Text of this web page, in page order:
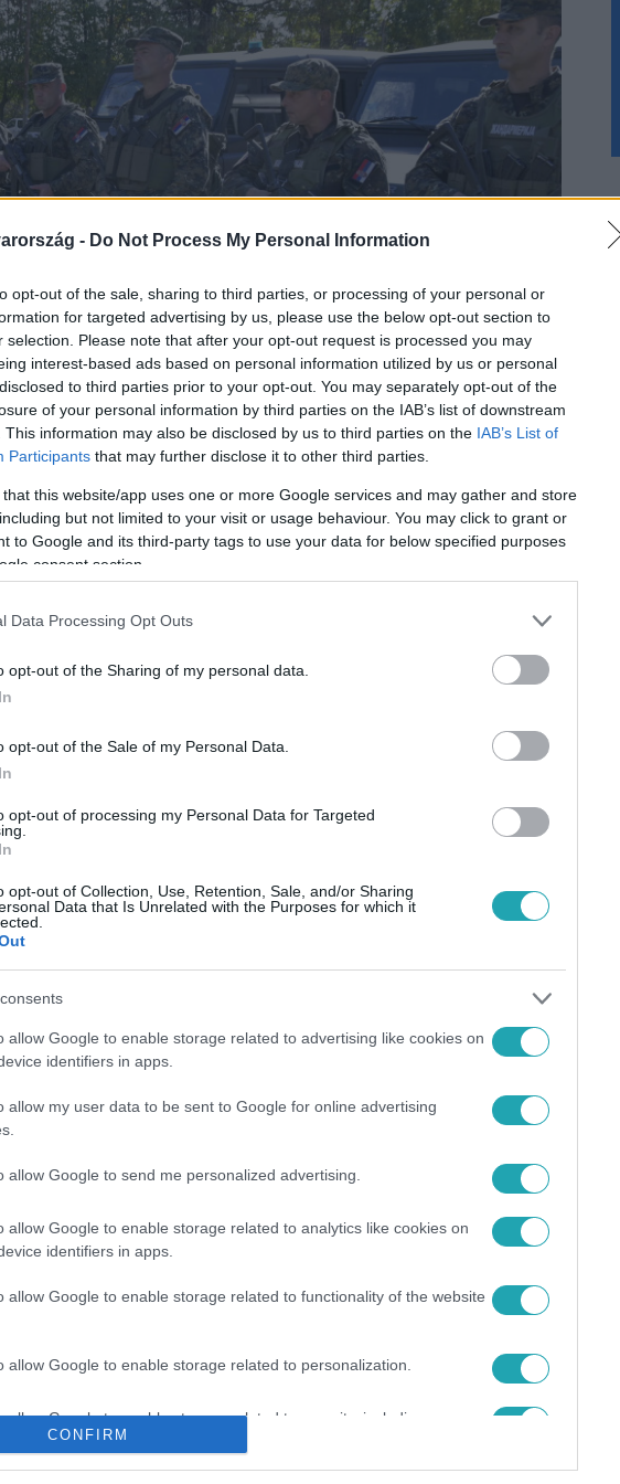
- Do Not Process My Personal Information
opt-out of the sale, sharing to third parties, or processing of your personal or
for targeted advertising by us, please use the below opt-out section to
selection. Please note that after your opt-out request is processed you may
interest-based ads based on personal information utilized by us or personal
to third parties prior to your opt-out. You may separately opt-out of the
of your personal information by third parties on the IAB’s list of downstream
This information may also be disclosed by us to third parties on the IAB’s List of
Participants that may further disclose it to other third parties.
that this website/app uses one or more Google services and may gather and store
but not limited to your visit or usage behaviour. You may click to grant or
to Google and its third-party tags to use your data for below specified purposes
consent section.
Data Processing Opt Outs
opt-out of the Sharing of my personal data.
opt-out of the Sale of my Personal Data.
opt-out of processing my Personal Data for Targeted
opt-out of Collection, Use, Retention, Sale, and/or Sharing
Data that Is Unrelated with the Purposes for which it
allow Google to enable storage related to advertising like cookies on
identifiers in apps.
allow my user data to be sent to Google for online advertising
allow Google to send me personalized advertising.
allow Google to enable storage related to analytics like cookies on
identifiers in apps.
allow Google to enable storage related to functionality of the website
allow Google to enable storage related to personalization.
allow Google to enable storage related to security, including
functionality and fraud prevention, and other user protection.
CONFIRM
több helyen tábort vertek, várhatóan
legyen a Google-találatokban!